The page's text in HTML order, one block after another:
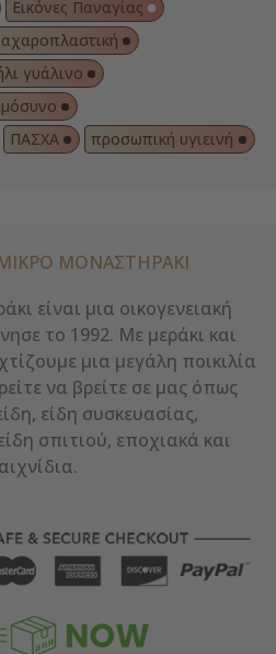
Εικόνες Παναγίας
γυάλινο
ΠΑΣΧΑ
προσωπική υγιεινή
ΜΟΝΑΣΤΗΡΆΚΙ
είναι μια οικογενειακή
το 1992. Με μεράκι και
μια μεγάλη ποικιλία
να βρείτε σε μας όπως
είδη συσκευασίας,
σπιτιού, εποχιακά και